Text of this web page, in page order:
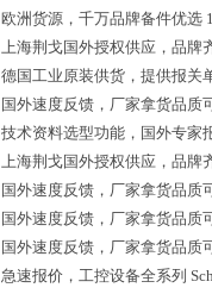
欧洲货源，千万品牌备件优选
上海荆戈国外授权供应，品牌
德国工业原装供货，提供报关
国外速度反馈，厂家拿货品质
技术资料选型功能，国外专家
上海荆戈国外授权供应，品牌
国外速度反馈，厂家拿货品质
国外速度反馈，厂家拿货品质
国外速度反馈，厂家拿货品质
急速报价，工控设备全系列